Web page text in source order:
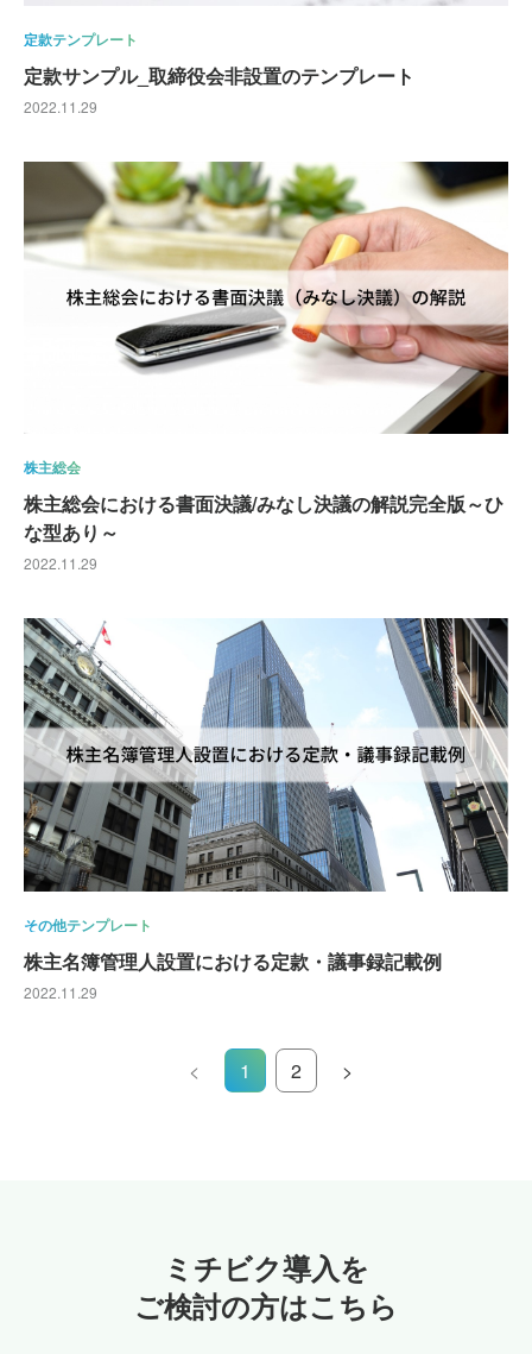
定款テンプレート
定款サンプル_取締役会非設置のテンプレート
2022.11.29
株主総会
株主総会における書面決議/みなし決議の解説完全版～ひ
な型あり～
2022.11.29
その他テンプレート
株主名簿管理人設置における定款・議事録記載例
2022.11.29
< 1 2 >
ミチビク導入を
ご検討の方はこちら